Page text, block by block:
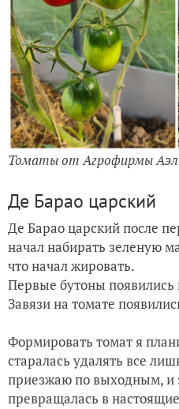
Томаты от Агрофирмы
Де Барао царский
Де Барао царский после
начал набирать зеленую
что начал жировать.
Первые бутоны появились
Завязи на томате
Формировать томат я
старалась удалять все
приезжаю по выходным, и
превращалась в